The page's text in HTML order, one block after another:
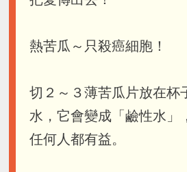
熱苦瓜～只殺癌細胞！
切２～３薄苦瓜片放在杯
水，它會變成「鹼性水」
任何人都有益。